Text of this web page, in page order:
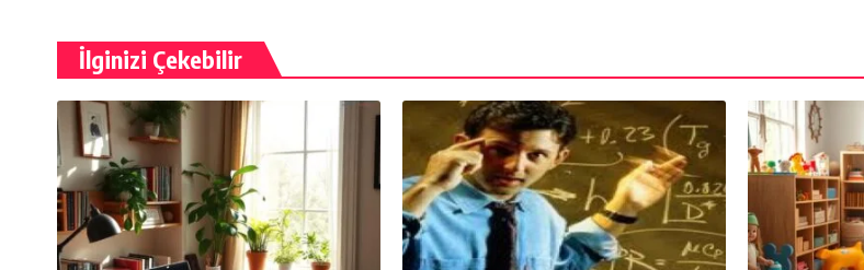
İlginizi Çekebilir